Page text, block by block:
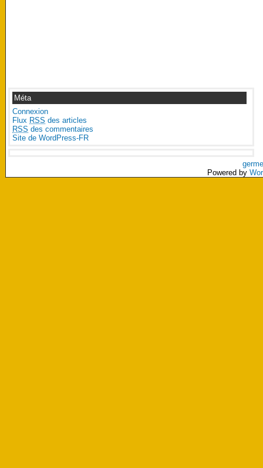
Méta
Connexion
Flux RSS des articles
RSS des commentaires
Site de WordPress-FR
Powered by